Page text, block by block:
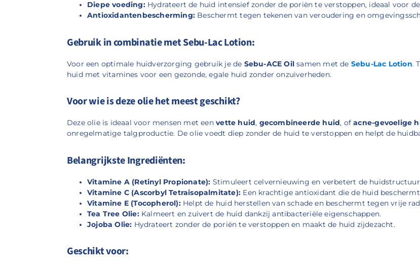
Diepe voeding:Hydrateert de huid intensief zonder de poriën te verstoppen, ideaal voor de
Antioxidantenbescherming: Beschermt tegen tekenen van veroudering en
Gebruik in combinatie met Sebu-Lac Lotion:
Voor een optimale huidverzorging gebruik je de Sebu-ACE Oilsamen met de Sebu-Lac Lotion.
huid met vitamines voor een gezonde, egale huid zonder onzuiverheden.
Voor wie is deze olie het meest geschikt?
Deze olie is ideaal voor mensen met eenvette huid, gecombineerde huid, ofacne-gevoelige
onregelmatige talgproductie. De olie voedt diep zonder de huid te verstoppen en helpt de
Belangrijkste Ingrediënten:
Vitamine A (Retinyl Propionate): Stimuleert celvernieuwing en verbetert de
Vitamine C (Ascorbyl Tetraisopalmitate): Een krachtige antioxidant die de huid
Vitamine E (Tocopherol):Helpt de huid herstellen van schade en beschermt tegen vrije
Tea Tree Olie:Kalmeert en zuivert de huid dankzij antibacteriële eigenschappen.
Jojoba Olie: Hydrateert zonder de poriën te verstoppen en maakt de huid zijdezacht.
Geschikt voor: